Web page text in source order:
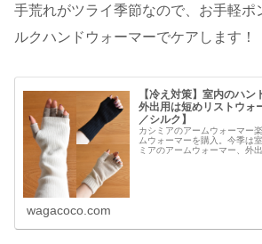
手荒れがツライ季節なので、お手軽ポ
ルクハンドウォーマーでケアします！
【冷え対策】室内のハン
外出用は短めリストウォ
／シルク】
カシミアのアームウォーマー
ムウォーマーを購入。今季は
ミアのアームウォーマー、外
wagacoco.com